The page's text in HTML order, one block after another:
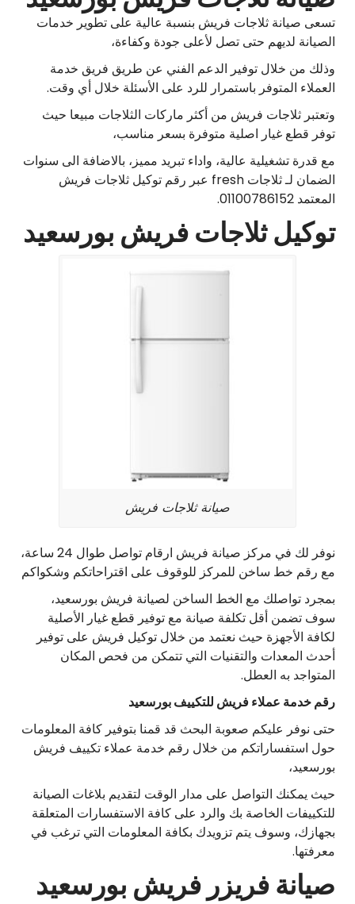
تسعى صيانة ثلاجات فريش بنسبة عالية على تطوير خدمات
الصيانة لديهم حتى تصل لأعلى جودة وكفاءة،
وذلك من خلال توفير الدعم الفني عن طريق فريق خدمة
العملاء المتوفر باستمرار للرد على الأسئلة خلال أي وقت.
وتعتبر ثلاجات فريش من أكثر ماركات الثلاجات مبيعا حيث
توفر قطع غيار اصلية متوفرة بسعر مناسب،
مع قدرة تشغيلية عالية، واداء تبريد مميز، بالاضافة الى سنوات
الضمان لـ ثلاجات fresh عبر رقم توكيل ثلاجات فريش
المعتمد 01100786152.
توكيل ثلاجات فريش بورسعيد
صيانة ثلاجات فريش
نوفر لك في مركز صيانة فريش ارقام تواصل طوال 24 ساعة،
مع رقم خط ساخن للمركز للوقوف على اقتراحاتكم وشكواكم
بمجرد تواصلك مع الخط الساخن لصيانة فريش بورسعيد،
سوف تضمن أقل تكلفة صيانة مع توفير قطع غيار الأصلية
لكافة الأجهزة حيث نعتمد من خلال توكيل فريش على توفير
أحدث المعدات والتقنيات التي تتمكن من فحص المكان
المتواجد به العطل.
رقم خدمة عملاء فريش للتكييف بورسعيد
حتى نوفر عليكم صعوبة البحث قد قمنا بتوفير كافة المعلومات
حول استفساراتكم من خلال رقم خدمة عملاء تكييف فريش
بورسعيد،
حيث يمكنك التواصل على مدار الوقت لتقديم بلاغات الصيانة
للتكييفات الخاصة بك والرد على كافة الاستفسارات المتعلقة
بجهازك، وسوف يتم تزويدك بكافة المعلومات التي ترغب في
معرفتها.
صيانة فريزر فريش بورسعيد